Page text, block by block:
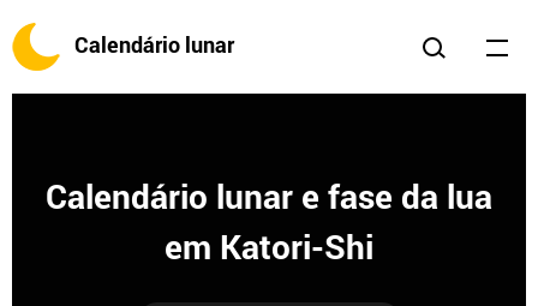
Calendário lunar
Calendário lunar e fase da lua
em Katori-Shi